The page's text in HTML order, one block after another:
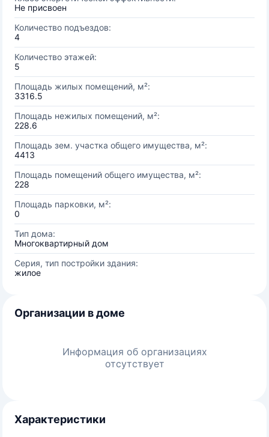
Не присвоен
Количество подъездов:
4
Количество этажей:
5
Площадь жилых помещений, м²:
3316.5
Площадь нежилых помещений, м²:
228.6
Площадь зем. участка общего имущества, м²:
4413
Площадь помещений общего имущества, м²:
228
Площадь парковки, м²:
0
Тип дома:
Многоквартирный дом
Серия, тип постройки здания:
жилое
Организации в доме
Информация об организациях
отсутствует
Характеристики